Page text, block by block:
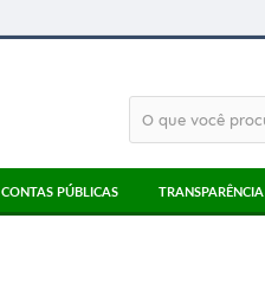
CONTAS PÚBLICAS TRANSPARÊNCIA